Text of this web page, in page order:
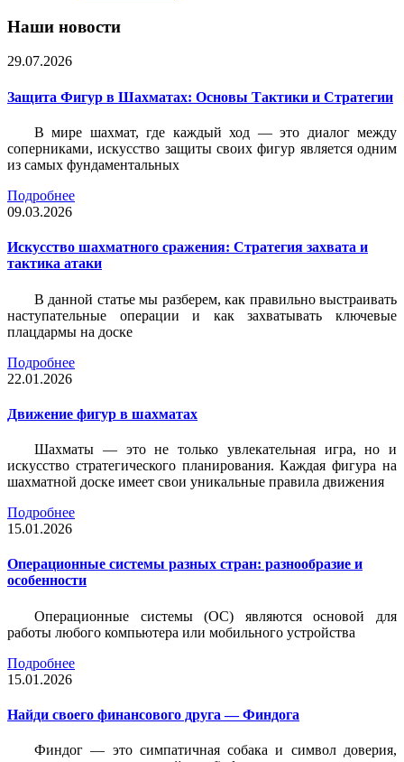
Наши новости
29.07.2026
Защита Фигур в Шахматах: Основы Тактики и Стратегии
В мире шахмат, где каждый ход — это диалог между
соперниками, искусство защиты своих фигур является одним
из самых фундаментальных
Подробнее
09.03.2026
Искусство шахматного сражения: Стратегия захвата и
тактика атаки
В данной статье мы разберем, как правильно выстраивать
наступательные операции и как захватывать ключевые
плацдармы на доске
Подробнее
22.01.2026
Движение фигур в шахматах
Шахматы — это не только увлекательная игра, но и
искусство стратегического планирования. Каждая фигура на
шахматной доске имеет свои уникальные правила движения
Подробнее
15.01.2026
Операционные системы разных стран: разнообразие и
особенности
Операционные системы (ОС) являются основой для
работы любого компьютера или мобильного устройства
Подробнее
15.01.2026
Найди своего финансового друга — Финдога
Финдог — это симпатичная собака и символ доверия,